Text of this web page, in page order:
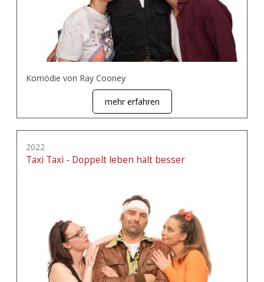
Komödie von Ray Cooney
mehr erfahren
2022
Taxi Taxi - Doppelt leben hält besser